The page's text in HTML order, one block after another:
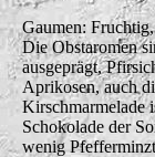
Gaumen:
Die Obstaromen
ausgeprägt,
Aprikosen, auch
Kirschmarmelade
Schokolade der
wenig